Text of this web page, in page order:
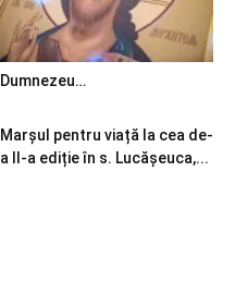
Dumnezeu…
Marșul pentru viață la cea de-
a II-a ediție în s. Lucășeuca,...